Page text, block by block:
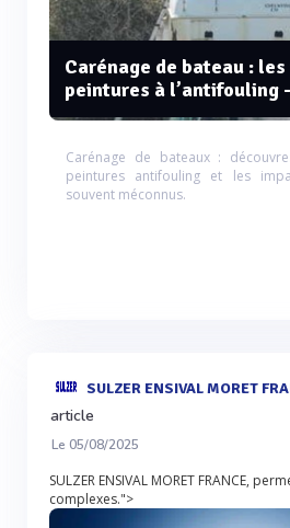
Carénage de bateau :
peintures à l’antifouling
Carénage de bateaux :
peintures antifouling et les
souvent méconnus.
SULZER ENSIVAL MORET
article
Le 05/08/2025
SULZER ENSIVAL MORET FRANCE,
complexes.">